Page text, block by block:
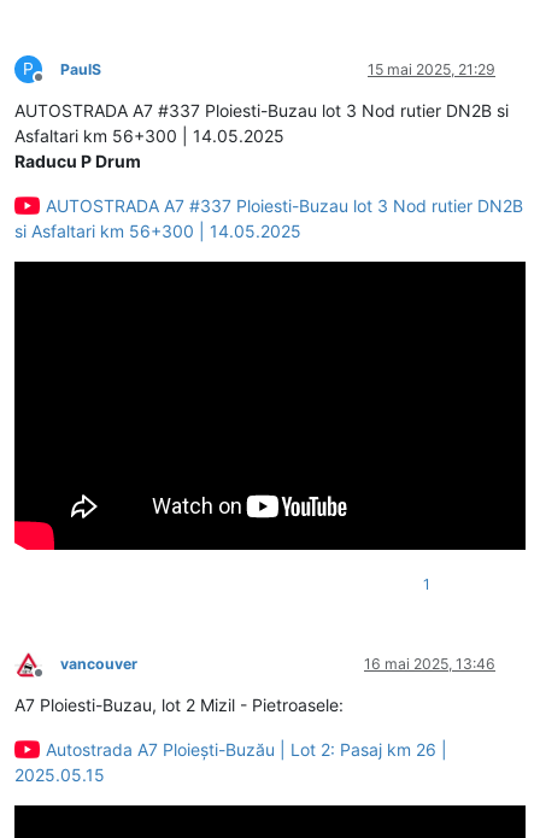
P
Deconectat
PaulS 15 mai 2025, 21:29
AUTOSTRADA A7 #337 Ploiesti-Buzau lot 3 Nod rutier DN2B si
Asfaltari km 56+300 | 14.05.2025
Raducu P Drum
AUTOSTRADA A7 #337 Ploiesti-Buzau lot 3 Nod rutier DN2B
si Asfaltari km 56+300 | 14.05.2025
1
Deconectat
vancouver 16 mai 2025, 13:46
A7 Ploiesti-Buzau, lot 2 Mizil - Pietroasele:
Autostrada A7 Ploiești-Buzău | Lot 2: Pasaj km 26 |
2025.05.15